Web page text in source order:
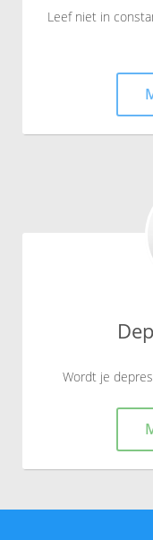
Leef niet in
Wordt je